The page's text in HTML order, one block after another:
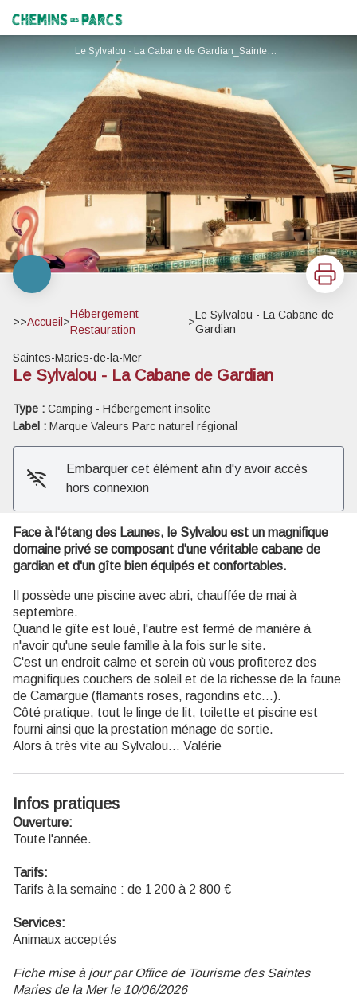
Chemins des Parcs
Le Sylvalou - La Cabane de Gardian_Saintes-Maries-de-la-Mer
Voir l'image en plein écran
Imprimer
>>Accueil >
Hébergement -
Restauration
>
Le Sylvalou - La Cabane de
Gardian
Saintes-Maries-de-la-Mer
Le Sylvalou - La Cabane de Gardian
Type : Camping - Hébergement insolite
Label : Marque Valeurs Parc naturel régional
Embarquer cet élément afin d'y avoir accès
hors connexion
Face à l'étang des Launes, le Sylvalou est un magnifique
domaine privé se composant d'une véritable cabane de
gardian et d'un gîte bien équipés et confortables.
Il possède une piscine avec abri, chauffée de mai à
septembre.
Quand le gîte est loué, l'autre est fermé de manière à
n'avoir qu'une seule famille à la fois sur le site.
C'est un endroit calme et serein où vous profiterez des
magnifiques couchers de soleil et de la richesse de la faune
de Camargue (flamants roses, ragondins etc...).
Côté pratique, tout le linge de lit, toilette et piscine est
fourni ainsi que la prestation ménage de sortie.
Alors à très vite au Sylvalou... Valérie
Infos pratiques
Ouverture:
Toute l'année.
Tarifs:
Tarifs à la semaine : de 1 200 à 2 800 €
Services:
Animaux acceptés
Fiche mise à jour par Office de Tourisme des Saintes
Maries de la Mer le 10/06/2026